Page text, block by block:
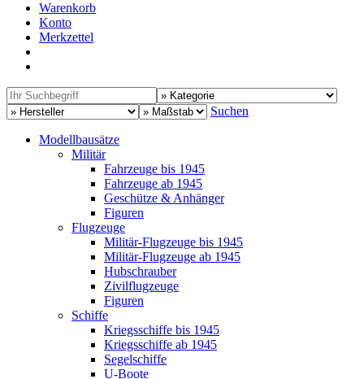
Warenkorb
Konto
Merkzettel
Suchen
Modellbausätze
Militär
Fahrzeuge bis 1945
Fahrzeuge ab 1945
Geschütze & Anhänger
Figuren
Flugzeuge
Militär-Flugzeuge bis 1945
Militär-Flugzeuge ab 1945
Hubschrauber
Zivilflugzeuge
Figuren
Schiffe
Kriegsschiffe bis 1945
Kriegsschiffe ab 1945
Segelschiffe
U-Boote